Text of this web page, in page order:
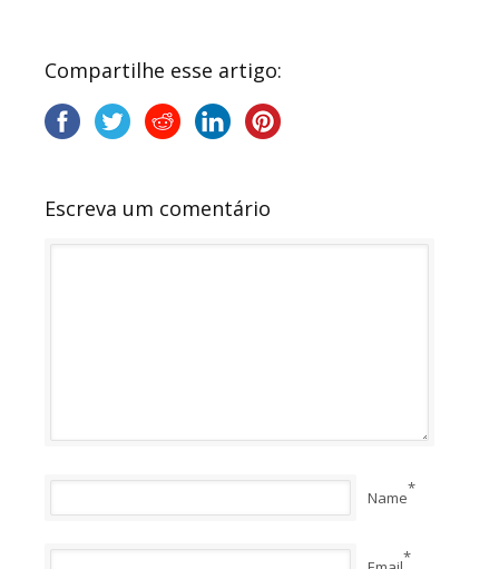
Compartilhe esse artigo:
Escreva um comentário
Name*
*